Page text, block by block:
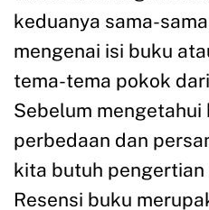
perbedaan dan
kita butuh
Resensi buku
atau perbincangan
yang menilai
kekurangannya, baik
dengan isi, kritik